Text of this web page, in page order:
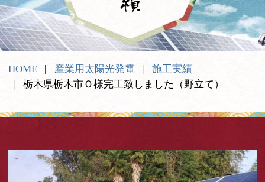
HOME 産業用太陽光発電
施工実績
栃木県栃木市Ｏ様完工致しました（野立て）